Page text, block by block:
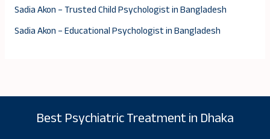
Sadia Akon – Trusted Child Psychologist in Bangladesh
Sadia Akon – Educational Psychologist in Bangladesh
Best Psychiatric Treatment in Dhaka